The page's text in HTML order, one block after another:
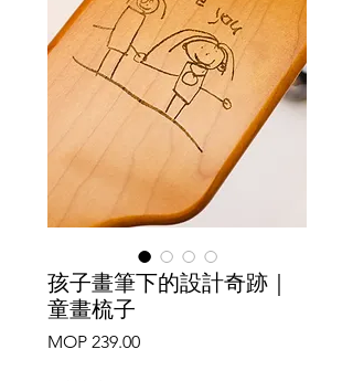
孩子畫筆下的設計奇跡｜
童畫梳子
MOP 239.00Price